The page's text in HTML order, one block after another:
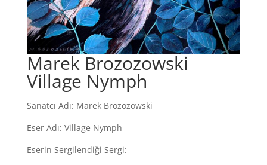
Marek Brozozowski
Village Nymph
Sanatcı Adı: Marek Brozozowski
Eser Adı: Village Nymph
Eserin Sergilendiği Sergi: